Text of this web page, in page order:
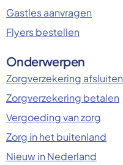
Gastles aanvragen
Flyers bestellen
Onderwerpen
Zorgverzekering afsluiten
Zorgverzekering betalen
Vergoeding van zorg
Zorg in het buitenland
Nieuw in Nederland